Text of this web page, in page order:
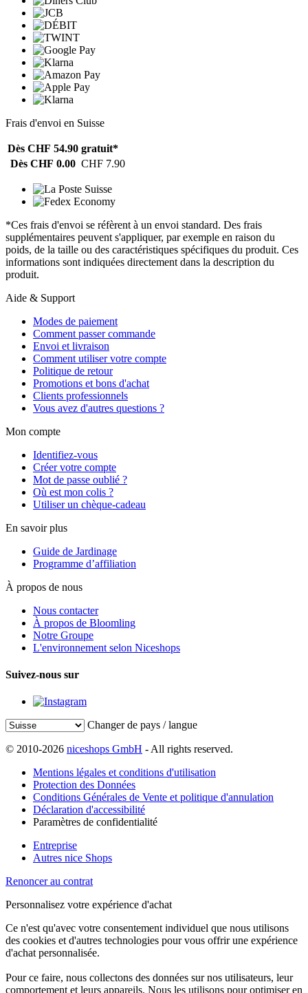
Frais d'envoi en Suisse
Dès CHF 54.90 gratuit*
Dès CHF 0.00 CHF 7.90
*Ces frais d'envoi se réfèrent à un envoi standard. Des frais
supplémentaires peuvent s'appliquer, par exemple en raison du
poids, de la taille ou des caractéristiques spécifiques du produit. Ces
informations sont indiquées directement dans la description du
produit.
Aide & Support
Modes de paiement
Comment passer commande
Envoi et livraison
Comment utiliser votre compte
Politique de retour
Promotions et bons d'achat
Clients professionnels
Vous avez d'autres questions ?
Mon compte
Identifiez-vous
Créer votre compte
Mot de passe oublié ?
Où est mon colis ?
Utiliser un chèque-cadeau
En savoir plus
Guide de Jardinage
Programme d’affiliation
À propos de nous
Nous contacter
À propos de Bloomling
Notre Groupe
L'environnement selon Niceshops
Suivez-nous sur
Changer de pays / langue
© 2010-2026 niceshops GmbH - All rights reserved.
Mentions légales et conditions d'utilisation
Protection des Données
Conditions Générales de Vente et politique d'annulation
Déclaration d'accessibilité
Paramètres de confidentialité
Entreprise
Autres nice Shops
Renoncer au contrat
Personnalisez votre expérience d'achat
Ce n'est qu'avec votre consentement individuel que nous utilisons
des cookies et d'autres technologies pour vous offrir une expérience
d'achat personnalisée.
Pour ce faire, nous collectons des données sur nos utilisateurs, leur
comportement et leurs appareils. Nous les utilisons pour optimiser en